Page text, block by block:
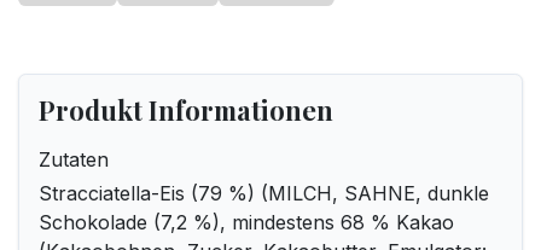
Produkt Informationen
Zutaten
Stracciatella-Eis (79 %) (MILCH, SAHNE, dunkle
Schokolade (7,2 %), mindestens 68 % Kakao